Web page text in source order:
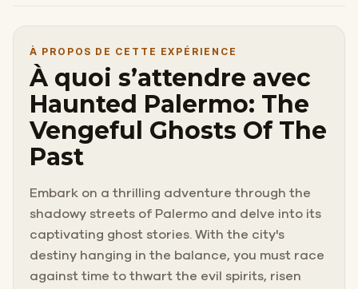
À PROPOS DE CETTE EXPÉRIENCE
À quoi s’attendre avec
Haunted Palermo: The
Vengeful Ghosts Of The
Past
Embark on a thrilling adventure through the
shadowy streets of Palermo and delve into its
captivating ghost stories. With the city's
destiny hanging in the balance, you must race
against time to thwart the evil spirits, risen